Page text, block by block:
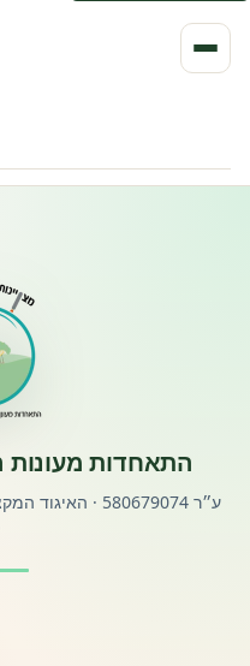
פורטל לוח מודעות דרושים עובדים
התאחדות מעונות
ע״ר 580679074